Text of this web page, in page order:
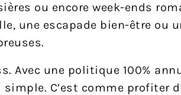
ou encore week-ends
une escapade bien-être ou
Avec une politique 100%
C’est comme profiter